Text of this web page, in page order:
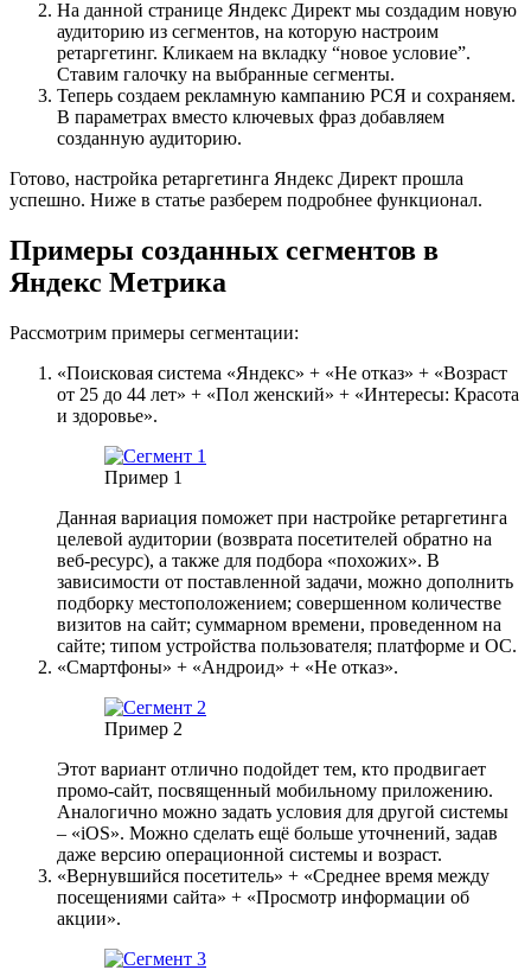
На данной странице Яндекс Директ мы создадим новую
аудиторию из сегментов, на которую настроим
ретаргетинг. Кликаем на вкладку “новое условие”.
Ставим галочку на выбранные сегменты.
Теперь создаем рекламную кампанию РСЯ и сохраняем.
В параметрах вместо ключевых фраз добавляем
созданную аудиторию.
Готово, настройка ретаргетинга Яндекс Директ прошла
успешно. Ниже в статье разберем подробнее функционал.
Примеры созданных сегментов в
Яндекс Метрика
Рассмотрим примеры сегментации:
«Поисковая система «Яндекс» + «Не отказ» + «Возраст
от 25 до 44 лет» + «Пол женский» + «Интересы: Красота
и здоровье».
Пример 1
Данная вариация поможет при настройке ретаргетинга
целевой аудитории (возврата посетителей обратно на
веб-ресурс), а также для подбора «похожих». В
зависимости от поставленной задачи, можно дополнить
подборку местоположением; совершенном количестве
визитов на сайт; суммарном времени, проведенном на
сайте; типом устройства пользователя; платформе и ОС.
«Смартфоны» + «Андроид» + «Не отказ».
Пример 2
Этот вариант отлично подойдет тем, кто продвигает
промо-сайт, посвященный мобильному приложению.
Аналогично можно задать условия для другой системы
– «iOS». Можно сделать ещё больше уточнений, задав
даже версию операционной системы и возраст.
«Вернувшийся посетитель» + «Среднее время между
посещениями сайта» + «Просмотр информации об
акции».